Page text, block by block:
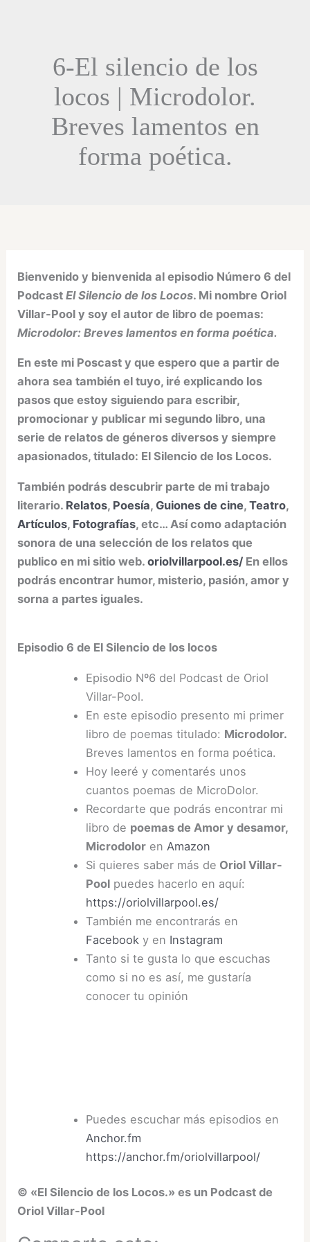
6-El silencio de los
locos | Microdolor.
Breves lamentos en
forma poética.
Bienvenido y bienvenida al episodio Número 6 del
Podcast El Silencio de los Locos. Mi nombre Oriol
Villar-Pool y soy el autor de libro de poemas:
Microdolor: Breves lamentos en forma poética.
En este mi Poscast y que espero que a partir de
ahora sea también el tuyo, iré explicando los
pasos que estoy siguiendo para escribir,
promocionar y publicar mi segundo libro, una
serie de relatos de géneros diversos y siempre
apasionados, titulado: El Silencio de los Locos.
También podrás descubrir parte de mi trabajo
literario. Relatos, Poesía, Guiones de cine,Teatro,
Artículos, Fotografías, etc… Así como adaptación
sonora de una selección de los relatos que
publico en mi sitio web.oriolvillarpool.es/ En ellos
podrás encontrar humor, misterio, pasión, amor y
sorna a partes iguales.
Episodio 6 de El Silencio de los locos
Episodio Nº6 del Podcast de Oriol
Villar-Pool.
En este episodio presento mi primer
libro de poemas titulado: Microdolor.
Breves lamentos en forma poética.
Hoy leeré y comentarés unos
cuantos poemas de MicroDolor.
Recordarte que podrás encontrar mi
libro de poemas de Amor y desamor,
Microdoloren Amazon
Si quieres saber más de Oriol Villar-
Poolpuedes hacerlo en aquí:
https://oriolvillarpool.es/
También me encontrarás en
Facebook y en Instagram
Tanto si te gusta lo que escuchas
como si no es así, me gustaría
conocer tu opinión
Puedes escuchar más episodios en
Anchor.fm
https://anchor.fm/oriolvillarpool/
© «El Silencio de los Locos.»es un Podcast de
Oriol Villar-Pool